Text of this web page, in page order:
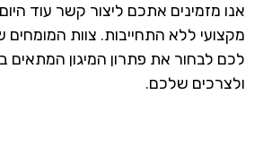
מזמינים אתכם ליצור קשר עוד היום
ללא התחייבות. צוות המומחים שלנו
לבחור את פתרון המיגון המתאים
שלכם.